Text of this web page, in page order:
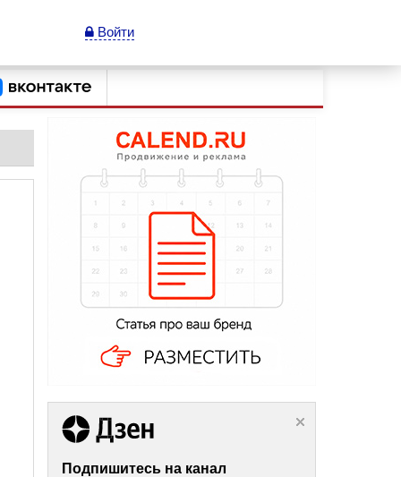
Войти
Подпишитесь на канал